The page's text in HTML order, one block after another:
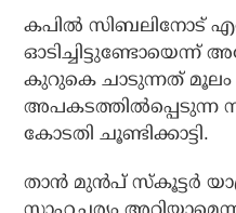
കപിൽ സിബലിനോട്
ഓടിച്ചിട്ടുണ്ടോയെന്ന്
കുറുകെ ചാടുന്നത് മൂലം
അപകടത്തിൽപ്പെടുന്ന
കോടതി ചൂണ്ടിക്കാട്ടി.
താൻ മുൻപ് സ്കൂട്ടർ